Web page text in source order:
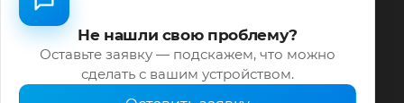
Не нашли свою проблему?
Оставьте заявку — подскажем, что можно
сделать с вашим устройством.